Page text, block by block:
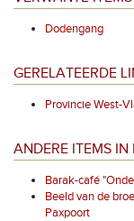
Dodengang
GERELATEERDE
Provincie West-
ANDERE ITEMS IN
Barak-café
Beeld van de
Paxpoort